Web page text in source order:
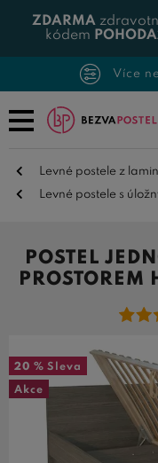
ZDARMA
kódem
Více
Levné postele z
Levné postele s
POSTEL
PROSTOREM
20 % Sleva
Akce